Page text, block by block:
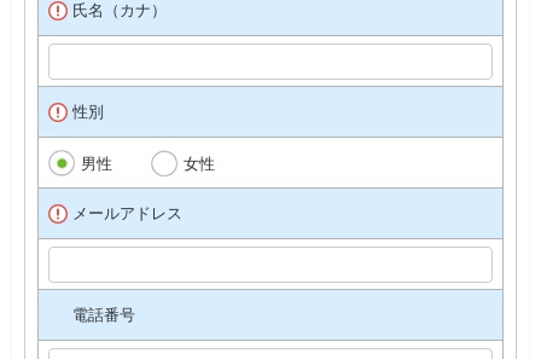
氏名（カナ）
性別
男性 女性
メールアドレス
電話番号